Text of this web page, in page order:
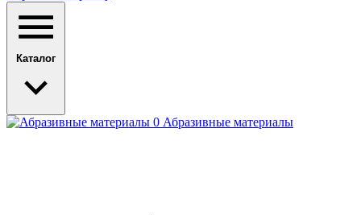
Каталог
Абразивные материалы